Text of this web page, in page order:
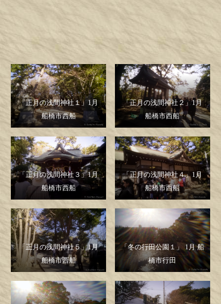
「正月の浅間神社１」1月 船橋市西船
「正月の浅間神社１」1月
船橋市西船
「正月の浅間神社２」1月
船橋市西船
「正月の浅間神社３」1月
船橋市西船
「正月の浅間神社４」1月
船橋市西船
「正月の浅間神社５」1月
船橋市西船
「冬の行田公園１」 1月 船
橋市行田